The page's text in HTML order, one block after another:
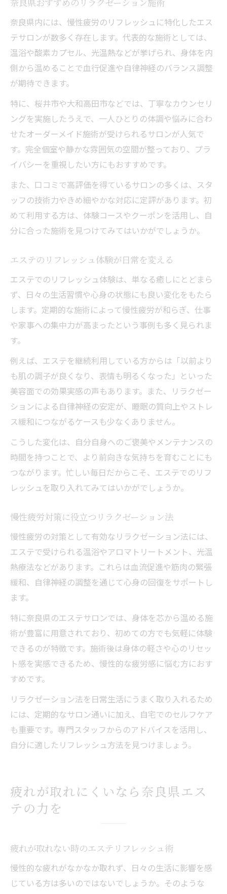
奈良県内には、慢性疲労のリフレッシュに特化したエス
テサロンが数多く存在します。代表的な施術としては、
温浴や酸素カプセル、光温熱などが挙げられ、身体を内
側から温めることで血行促進や自律神経のバランス調整
が期待できます。
特に、桜井市や大和高田市などでは、丁寧なカウンセリ
ングを実施したうえで、一人ひとりの体調や悩みに合わ
せたオーダーメイド施術が受けられるサロンが人気で
す。完全個室や静かな雰囲気の空間が整っており、プラ
イバシーを重視したい方にもおすすめです。
また、口コミで高評価を得ているサロンの多くは、スタ
ッフの技術力やきめ細やかな対応に定評があります。初
めて利用する方は、体験コースやクーポンを活用し、自
分に合った施術を見つけてみてはいかがでしょうか。
エステのリフレッシュ体験が日常を変える
エステでのリフレッシュ体験は、単なる癒しにとどまら
ず、日々の生活習慣や心身の状態にも良い変化をもたら
します。定期的な施術によって慢性疲労が和らぎ、仕事
や家事への集中力が高まったという事例も多く見られま
す。
例えば、エステを継続利用している方からは「以前より
も肌の調子が良くなり、表情も明るくなった」といった
美容面での効果実感の声もあります。また、リラクゼー
ションによる自律神経の安定が、睡眠の質向上やストレ
ス緩和につながるケースも少なくありません。
こうした変化は、自分自身へのご褒美やメンテナンスの
時間を持つことで、より前向きな気持ちを育むことにも
つながります。忙しい毎日だからこそ、エステでのリフ
レッシュを取り入れてみてはいかがでしょうか。
慢性疲労対策に役立つリラクゼーション法
慢性疲労の対策として有効なリラクゼーション法には、
エステで受けられる温浴やアロマトリートメント、光温
熱療法などがあります。これらは血流促進や筋肉の緊張
緩和、自律神経の調整を通じて心身の回復をサポートし
ます。
特に奈良県のエステサロンでは、身体を芯から温める施
術が豊富に用意されており、初めての方でも気軽に体験
できるのが特徴です。施術後は身体の軽さや心のリセッ
ト感を実感できるため、慢性的な疲労感に悩む方におす
すめです。
リラクゼーション法を日常生活にうまく取り入れるため
には、定期的なサロン通いに加え、自宅でのセルフケア
も重要です。専門スタッフからのアドバイスを活用し、
自分に適したリフレッシュ方法を見つけましょう。
疲れが取れにくいなら奈良県エス
テの力を
疲れが取れない時のエステリフレッシュ術
慢性的な疲れがなかなか取れず、日々の生活に影響を感
じている方は多いのではないでしょうか。そのような